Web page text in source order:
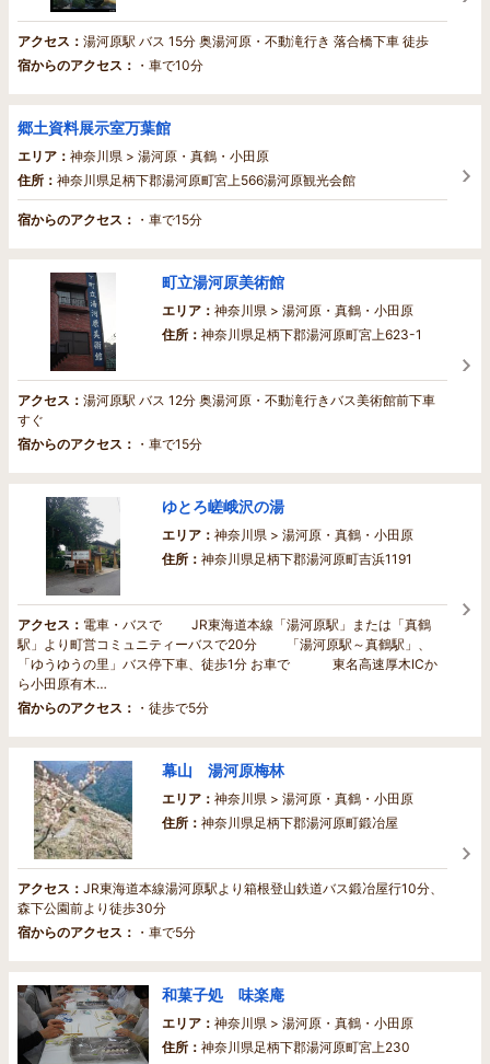
アクセス： 湯河原駅 バス 15分 奥湯河原・不動滝行き 落合橋下車 徒歩
宿からのアクセス： ・車で10分
郷土資料展示室万葉館
エリア： 神奈川県 > 湯河原・真鶴・小田原
住所： 神奈川県足柄下郡湯河原町宮上566湯河原観光会館
宿からのアクセス： ・車で15分
町立湯河原美術館
エリア： 神奈川県 > 湯河原・真鶴・小田原
住所： 神奈川県足柄下郡湯河原町宮上623-1
アクセス： 湯河原駅 バス 12分 奥湯河原・不動滝行きバス美術館前下車
すぐ
宿からのアクセス： ・車で15分
ゆとろ嵯峨沢の湯
エリア： 神奈川県 > 湯河原・真鶴・小田原
住所： 神奈川県足柄下郡湯河原町吉浜1191
アクセス： 電車・バスで JR東海道本線「湯河原駅」または「真鶴
駅」より町営コミュニティーバスで20分 「湯河原駅～真鶴駅」、
「ゆうゆうの里」バス停下車、徒歩1分 お車で 東名高速厚木ICか
ら小田原有木…
宿からのアクセス： ・徒歩で5分
幕山 湯河原梅林
エリア： 神奈川県 > 湯河原・真鶴・小田原
住所： 神奈川県足柄下郡湯河原町鍛冶屋
アクセス： JR東海道本線湯河原駅より箱根登山鉄道バス鍛冶屋行10分、
森下公園前より徒歩30分
宿からのアクセス： ・車で5分
和菓子処 味楽庵
エリア： 神奈川県 > 湯河原・真鶴・小田原
住所： 神奈川県足柄下郡湯河原町宮上230